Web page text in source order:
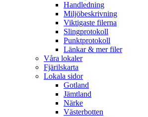
Handledning
Miljöbeskrivning
Viktigaste filerna
Slingprotokoll
Punktprotokoll
Länkar & mer filer
Våra lokaler
Fjärilskarta
Lokala sidor
Gotland
Jämtland
Närke
Västerbotten